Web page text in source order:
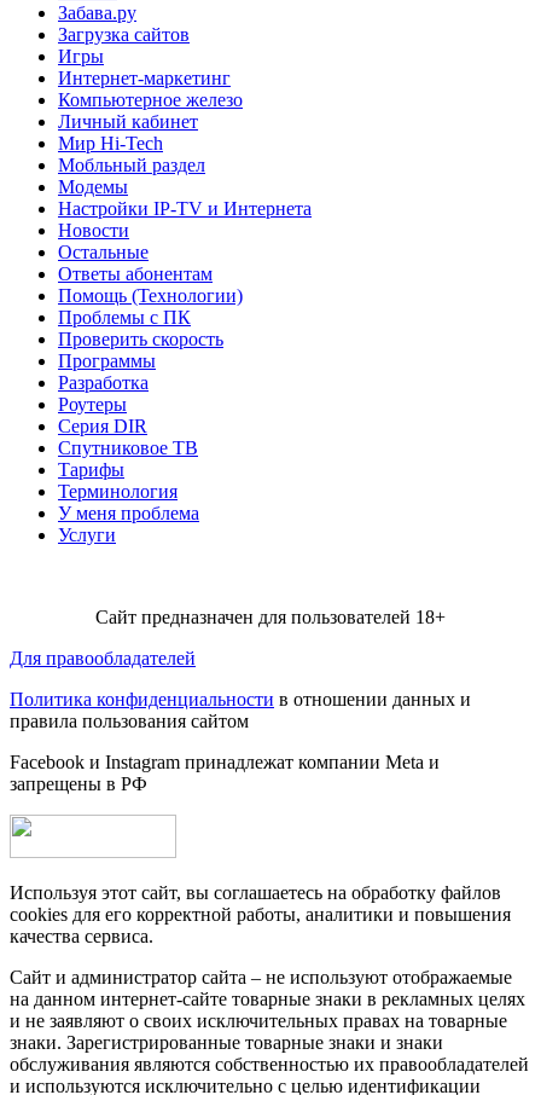
Забава.ру
Загрузка сайтов
Игры
Интернет-маркетинг
Компьютерное железо
Личный кабинет
Мир Hi-Tech
Мобльный раздел
Модемы
Настройки IP-TV и Интернета
Новости
Остальные
Ответы абонентам
Помощь (Технологии)
Проблемы с ПК
Проверить скорость
Программы
Разработка
Роутеры
Серия DIR
Спутниковое ТВ
Тарифы
Терминология
У меня проблема
Услуги
Сайт предназначен для пользователей 18+
Для правообладателей
Политика конфиденциальности в отношении данных и
правила пользования сайтом
Facebook и Instagram принадлежат компании Metа и
запрещены в РФ
Используя этот сайт, вы соглашаетесь на обработку файлов
cookies для его корректной работы, аналитики и повышения
качества сервиса.
Сайт и администратор сайта – не используют отображаемые
на данном интернет-сайте товарные знаки в рекламных целях
и не заявляют о своих исключительных правах на товарные
знаки. Зарегистрированные товарные знаки и знаки
обслуживания являются собственностью их правообладателей
и используются исключительно с целью идентификации